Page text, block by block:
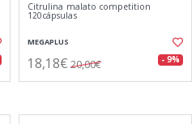
Citrulina malato competition
120cápsulas
MEGAPLUS
18,18€ 20,00€ - 9%